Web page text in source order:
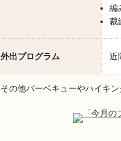
編
裁
外出プログラム 近
その他バーベキューやハイキ